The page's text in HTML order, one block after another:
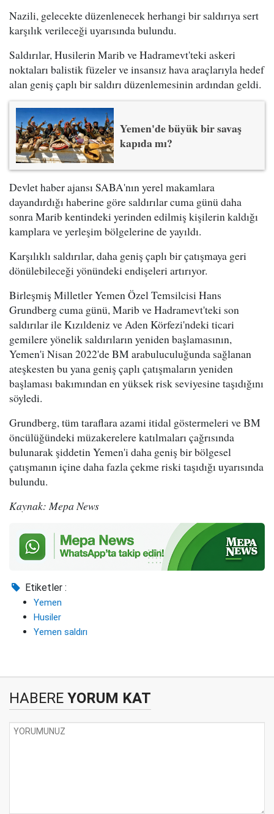
Nazili, gelecekte düzenlenecek herhangi bir saldırıya sert
karşılık verileceği uyarısında bulundu.
Saldırılar, Husilerin Marib ve Hadramevt'teki askeri
noktaları balistik füzeler ve insansız hava araçlarıyla hedef
alan geniş çaplı bir saldırı düzenlemesinin ardından geldi.
Yemen'de büyük bir savaş
kapıda mı?
Devlet haber ajansı SABA'nın yerel makamlara
dayandırdığı haberine göre saldırılar cuma günü daha
sonra Marib kentindeki yerinden edilmiş kişilerin kaldığı
kamplara ve yerleşim bölgelerine de yayıldı.
Karşılıklı saldırılar, daha geniş çaplı bir çatışmaya geri
dönülebileceği yönündeki endişeleri artırıyor.
Birleşmiş Milletler Yemen Özel Temsilcisi Hans
Grundberg cuma günü, Marib ve Hadramevt'teki son
saldırılar ile Kızıldeniz ve Aden Körfezi'ndeki ticari
gemilere yönelik saldırıların yeniden başlamasının,
Yemen'i Nisan 2022'de BM arabuluculuğunda sağlanan
ateşkesten bu yana geniş çaplı çatışmaların yeniden
başlaması bakımından en yüksek risk seviyesine taşıdığını
söyledi.
Grundberg, tüm taraflara azami itidal göstermeleri ve BM
öncülüğündeki müzakerelere katılmaları çağrısında
bulunarak şiddetin Yemen'i daha geniş bir bölgesel
çatışmanın içine daha fazla çekme riski taşıdığı uyarısında
bulundu.
Kaynak: Mepa News
Etiketler :
Yemen
Husiler
Yemen saldırı
HABERE YORUM KAT